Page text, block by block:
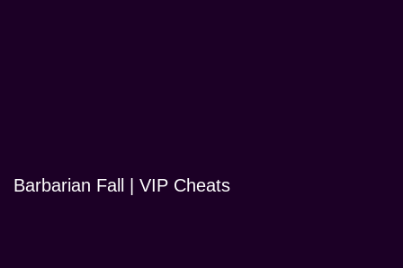
Barbarian Fall | VIP Cheats